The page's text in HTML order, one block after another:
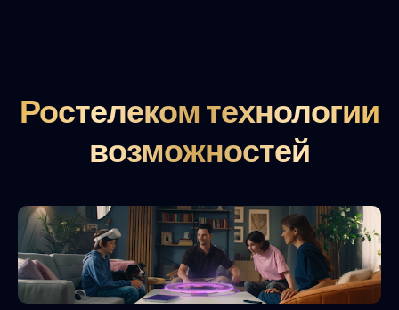
Ростелеком технологии
возможностей